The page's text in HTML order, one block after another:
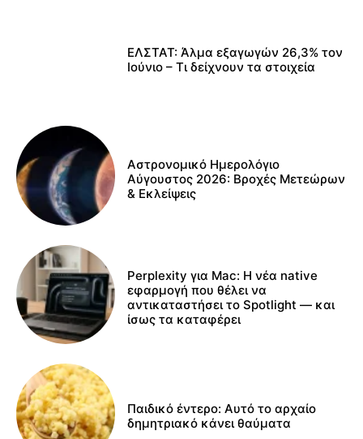
ΕΛΣΤΑΤ: Άλμα εξαγωγών 26,3% τον
Ιούνιο – Τι δείχνουν τα στοιχεία
Αστρονομικό Ημερολόγιο
Αύγουστος 2026: Βροχές Μετεώρων
& Εκλείψεις
Perplexity για Mac: Η νέα native
εφαρμογή που θέλει να
αντικαταστήσει το Spotlight — και
ίσως τα καταφέρει
Παιδικό έντερο: Αυτό το αρχαίο
δημητριακό κάνει θαύματα